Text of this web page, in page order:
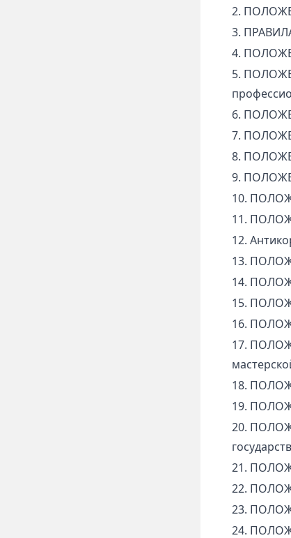
2.
3.
4.
5.
6.
7.
8.
9.
10.
11.
12.
13.
14.
15.
16.
17.
18.
19.
20.
21.
22.
23.
24.